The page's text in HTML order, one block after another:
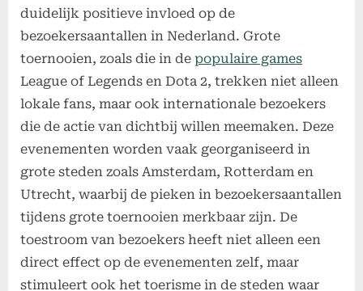
duidelijk positieve invloed op de
bezoekersaantallen in Nederland. Grote
toernooien, zoals die in de populaire games
League of Legends en Dota 2, trekken niet alleen
lokale fans, maar ook internationale bezoekers
die de actie van dichtbij willen meemaken. Deze
evenementen worden vaak georganiseerd in
grote steden zoals Amsterdam, Rotterdam en
Utrecht, waarbij de pieken in bezoekersaantallen
tijdens grote toernooien merkbaar zijn. De
toestroom van bezoekers heeft niet alleen een
direct effect op de evenementen zelf, maar
stimuleert ook het toerisme in de steden waar